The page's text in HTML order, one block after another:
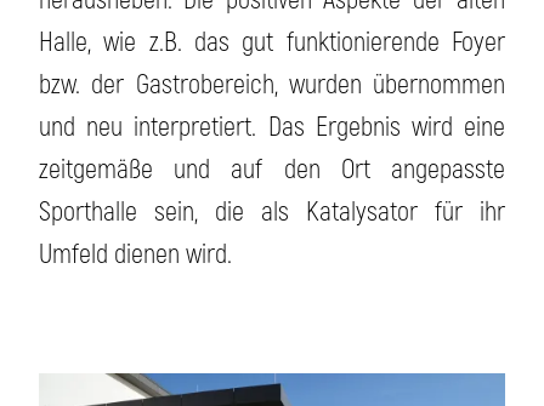
Halle, wie z.B. das gut funktionierende Foyer
bzw. der Gastrobereich, wurden übernommen
und neu interpretiert. Das Ergebnis wird eine
zeitgemäße und auf den Ort angepasste
Sporthalle sein, die als Katalysator für ihr
Umfeld dienen wird.